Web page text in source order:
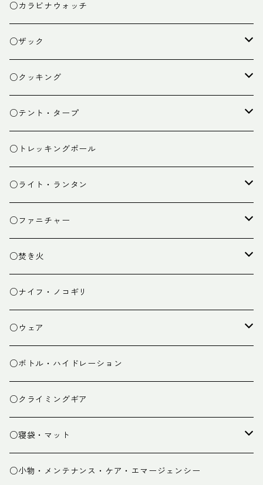
○カラビナウォッチ
○ザック
ザック
スタッフバッグ
ザック小物
○クッキング
クッカー
バーナー
カトラリー
クッキング小物
○テント・タープ
テント
タープ
ペグ・ハンマー・小物
○トレッキングポール
○ライト・ランタン
ライト
ランタン
○ファニチャー
テーブル
チェア
○焚き火
焚き火台
焚き火小物
○ナイフ・ノコギリ
○ウェア
ミドルレイヤー
ベースレイヤー
パンツ
グローブ
○ボトル・ハイドレーション
○クライミングギア
○寝袋・マット
寝袋
○小物・メンテナンス・ケア・エマージェンシー